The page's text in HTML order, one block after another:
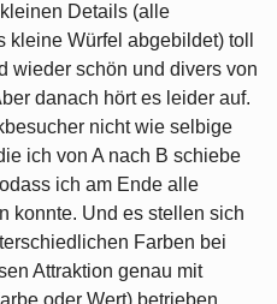
Details (alle
Würfel abgebildet) toll
wieder schön und divers von
danach hört es leider auf.
nicht wie selbige
ich von A nach B schiebe
ich am Ende alle
konnte. Und es stellen sich
Farben bei
Attraktion genau mit